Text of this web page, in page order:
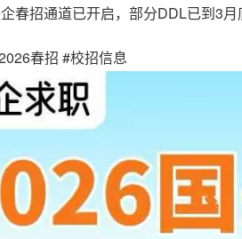
春招通道已开启，部分DDL已到3
春招 #校招信息